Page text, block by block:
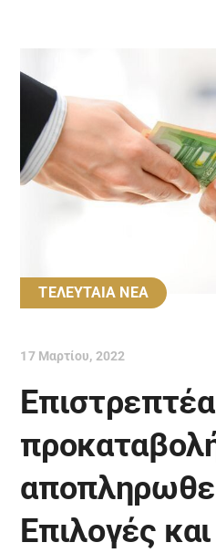
ΤΕΛΕΥΤΑΙΑ ΝΕΑ
17 Μαρτίου, 2022
Επιστρεπτέα
Επιλογές